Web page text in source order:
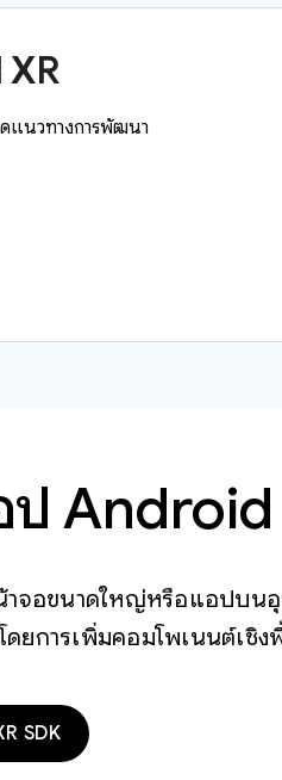
แนวทางการพัฒนา
ป Android
จอขนาดใหญ่หรือแอปบน
ดยการเพิ่มคอมโพเนนต์เชิ
SDK